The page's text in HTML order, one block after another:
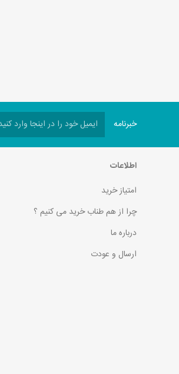
خبرنامه
اطلاعات
امتیاز خرید
چرا از هم طناب خرید می کنیم ؟
درباره ما
ارسال و عودت